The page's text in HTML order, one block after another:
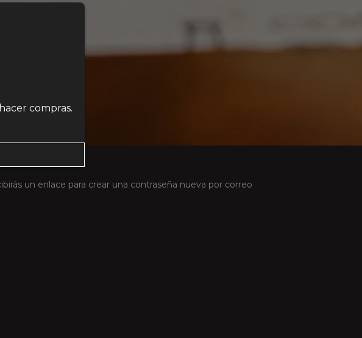
un enlace para crear una contraseña nueva por correo
compras.